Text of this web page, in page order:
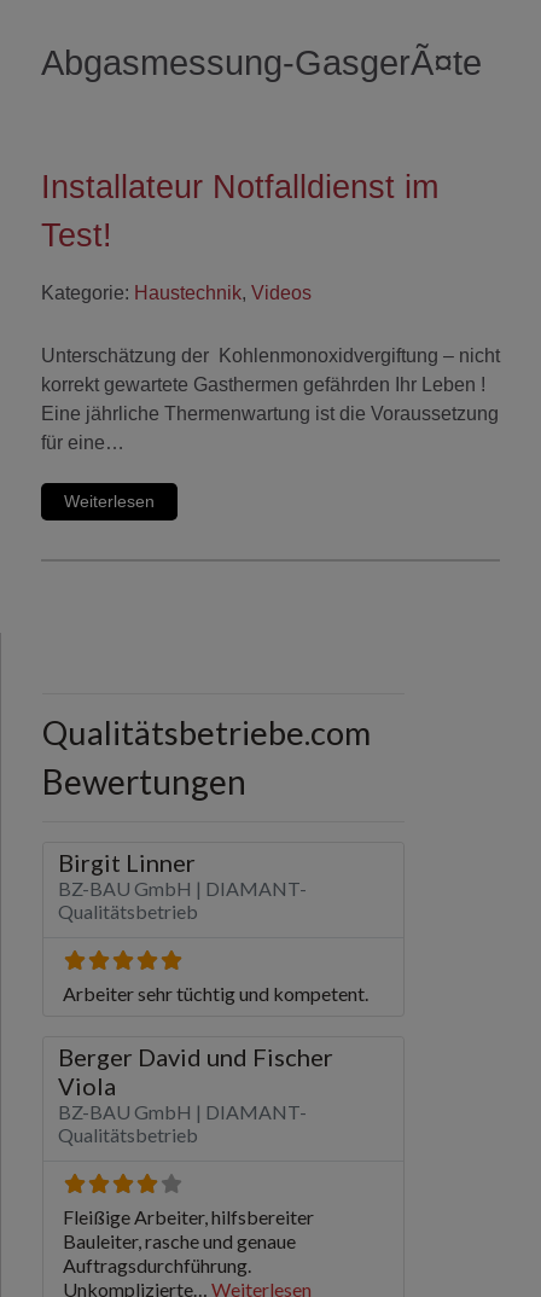
Abgasmessung-GasgerÃ¤te
Installateur Notfalldienst im
Test!
Kategorie: Haustechnik, Videos
Unterschätzung der Kohlenmonoxidvergiftung – nicht
korrekt gewartete Gasthermen gefährden Ihr Leben !
Eine jährliche Thermenwartung ist die Voraussetzung
für eine…
Weiterlesen